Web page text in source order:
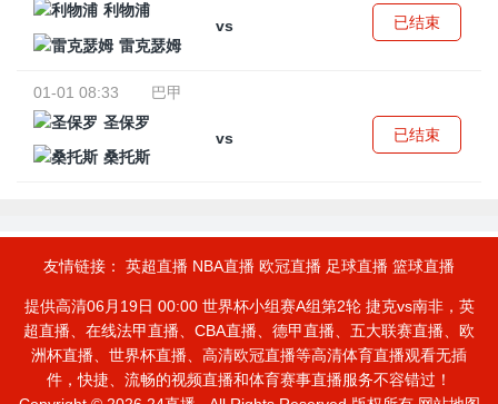
利物浦
vs
雷克瑟姆
已结束
01-01 08:33
巴甲
圣保罗
vs
桑托斯
已结束
友情链接： 英超直播 NBA直播 欧冠直播 足球直播 篮球直播
提供高清06月19日 00:00 世界杯小组赛A组第2轮 捷克vs南非，英
超直播、在线法甲直播、CBA直播、德甲直播、五大联赛直播、欧
洲杯直播、世界杯直播、高清欧冠直播等高清体育直播观看无插
件，快捷、流畅的视频直播和体育赛事直播服务不容错过！